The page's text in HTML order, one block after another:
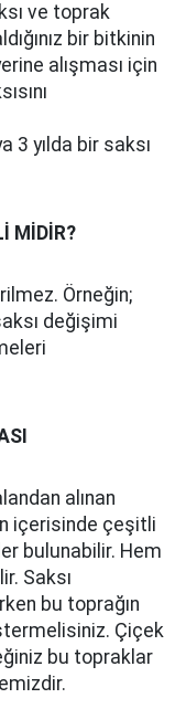
ve toprak
bir bitkinin
alışması için
3 yılda bir saksı
MİDİR?
Örneğin;
değişimi
alınan
içerisinde çeşitli
bulunabilir. Hem
Saksı
bu toprağın
Çiçek
bu topraklar